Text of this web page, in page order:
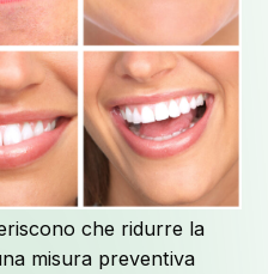
che ridurre la
misura preventiva